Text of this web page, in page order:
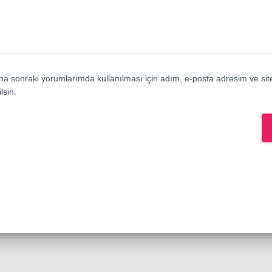
sonraki yorumlarımda kullanılması için adım, e-posta adresim ve